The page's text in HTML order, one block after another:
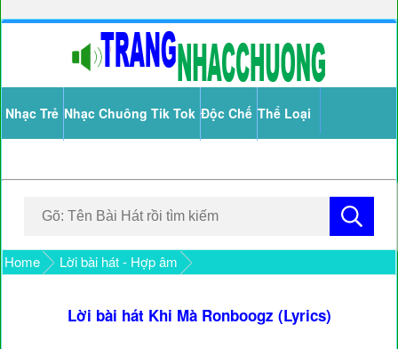
Nhạc Trẻ Nhạc Chuông Tik Tok Độc Chế Thể Loại
Home Lời bài hát - Hợp âm
Lời bài hát Khi Mà Ronboogz (Lyrics)